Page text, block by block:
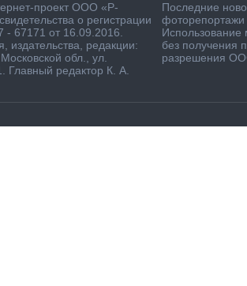
проект ООО «Р-
о регистрации
от 16.09.2016.
издательства, редакции:
обл., ул.
Главный редактор К. А.
Последние
фоторепортажи
Использование
без получения
разрешения